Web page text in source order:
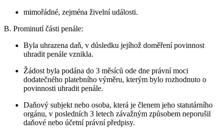
mimořádné, zejména živelní události.
B. Prominutí části penále:
Byla uhrazena daň, v důsledku jejíhož doměření povinnost
uhradit penále vznikla.
Žádost byla podána do 3 měsíců ode dne právní moci
dodatečného platebního výměru, kterým bylo rozhodnuto o
povinnosti uhradit penále.
Daňový subjekt nebo osoba, která je členem jeho statutárního
orgánu, v posledních 3 letech závažným způsobem neporušil
daňové nebo účetní právní předpisy.